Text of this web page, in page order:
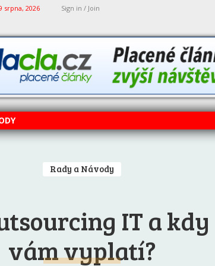
srpna, 2026 Sign in / Join
Rady a Návody
IT a kdy
vám vyplatí?